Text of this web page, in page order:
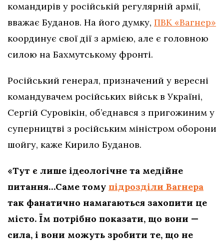
командирів у російській регулярній армії,
вважає Буданов. На його думку, ПВК «Вагнер»
координує свої дії з армією, але є головною
силою на Бахмутському фронті.
Російський генерал, призначений у вересні
командувачем російських військ в Україні,
Сергій Суровікін, об’єднався з пригожиним у
суперництві з російським міністром оборони
шойгу, каже Кирило Буданов.
«Тут є лише ідеологічне та медійне
питання…Саме тому підрозділи Вагнера
так фанатично намагаються захопити це
місто. Їм потрібно показати, що вони —
сила, і вони можуть зробити те, що не